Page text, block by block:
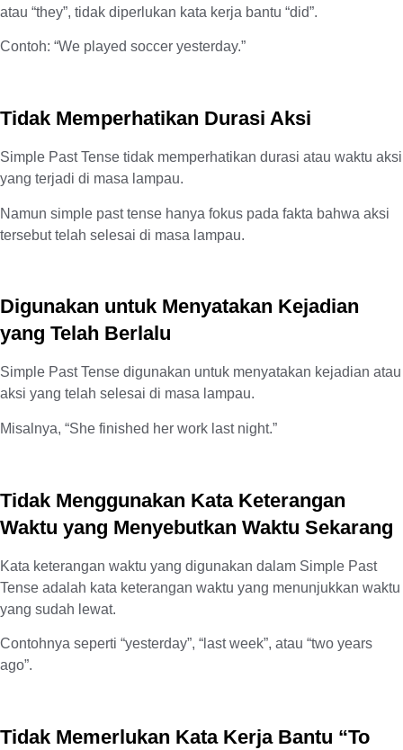
atau “they”, tidak diperlukan kata kerja bantu “did”.
Contoh: “We played soccer yesterday.”
Tidak Memperhatikan Durasi Aksi
Simple Past Tense tidak memperhatikan durasi atau waktu aksi
yang terjadi di masa lampau.
Namun simple past tense hanya fokus pada fakta bahwa aksi
tersebut telah selesai di masa lampau.
Digunakan untuk Menyatakan Kejadian
yang Telah Berlalu
Simple Past Tense digunakan untuk menyatakan kejadian atau
aksi yang telah selesai di masa lampau.
Misalnya, “She finished her work last night.”
Tidak Menggunakan Kata Keterangan
Waktu yang Menyebutkan Waktu Sekarang
Kata keterangan waktu yang digunakan dalam Simple Past
Tense adalah kata keterangan waktu yang menunjukkan waktu
yang sudah lewat.
Contohnya seperti “yesterday”, “last week”, atau “two years
ago”.
Tidak Memerlukan Kata Kerja Bantu “To